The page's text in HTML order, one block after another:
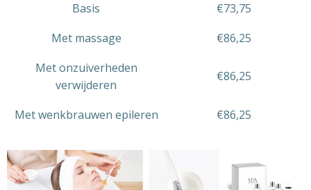
Basis
€73,75
Met massage
€86,25
Met onzuiverheden
verwijderen
€86,25
Met wenkbrauwen epileren €86,25